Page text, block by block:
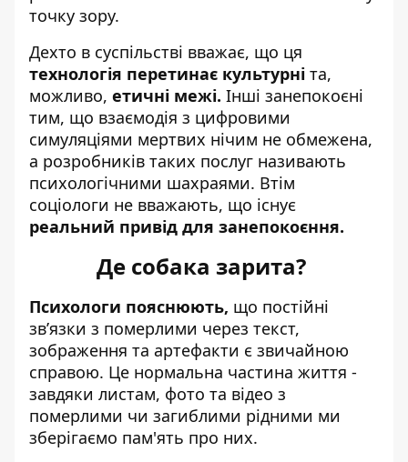
точку зору.
Дехто в суспільстві вважає, що ця
технологія перетинає культурні та,
можливо, етичні межі. Інші занепокоєні
тим, що взаємодія з цифровими
симуляціями мертвих нічим не обмежена,
а розробників таких послуг називають
психологічними шахраями. Втім
соціологи не вважають, що існує
реальний привід для занепокоєння.
Де собака зарита?
Психологи пояснюють, що постійні
зв’язки з померлими через текст,
зображення та артефакти є звичайною
справою. Це нормальна частина життя -
завдяки листам, фото та відео з
померлими чи загиблими рідними ми
зберігаємо пам'ять про них.